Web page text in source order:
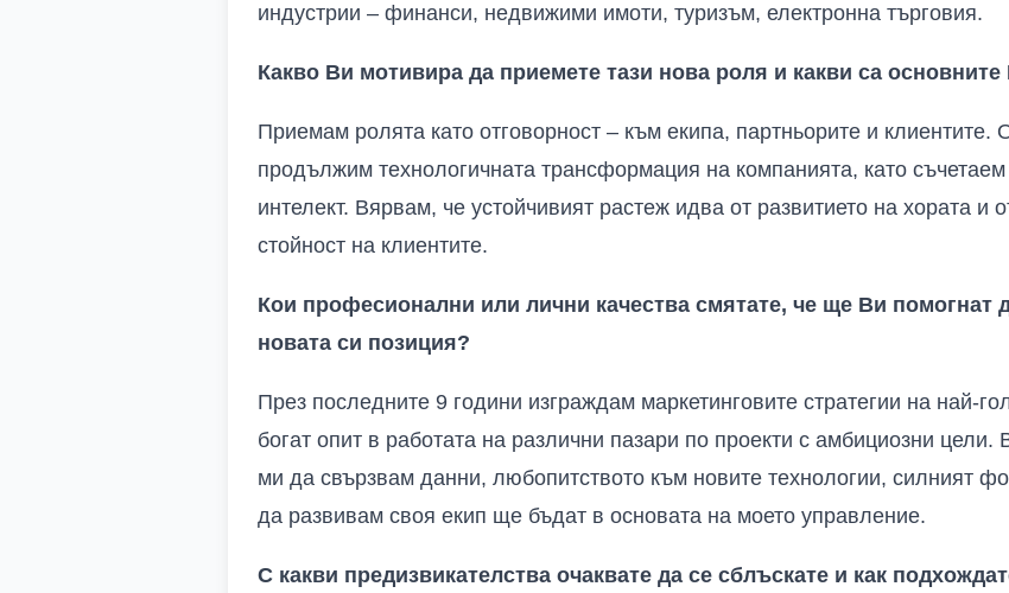
индустрии – финанси, недвижими имоти, туризъм, електронна търговия.
Какво Ви мотивира да приемете тази нова роля и какви са
Приемам ролята като отговорност – към екипа, партньорите и
продължим технологичната трансформация на компанията, като съчетаем
интелект. Вярвам, че устойчивият растеж идва от развитието на хората и
стойност на клиентите.
Кои професионални или лични качества смятате, че ще Ви помогнат
новата си позиция?
През последните 9 години изграждам маркетинговите стратегии на най-
богат опит в работата на различни пазари по проекти с амбициозни
ми да свързвам данни, любопитството към новите технологии, силният
да развивам своя екип ще бъдат в основата на моето управление.
С какви предизвикателства очаквате да се сблъскате и как